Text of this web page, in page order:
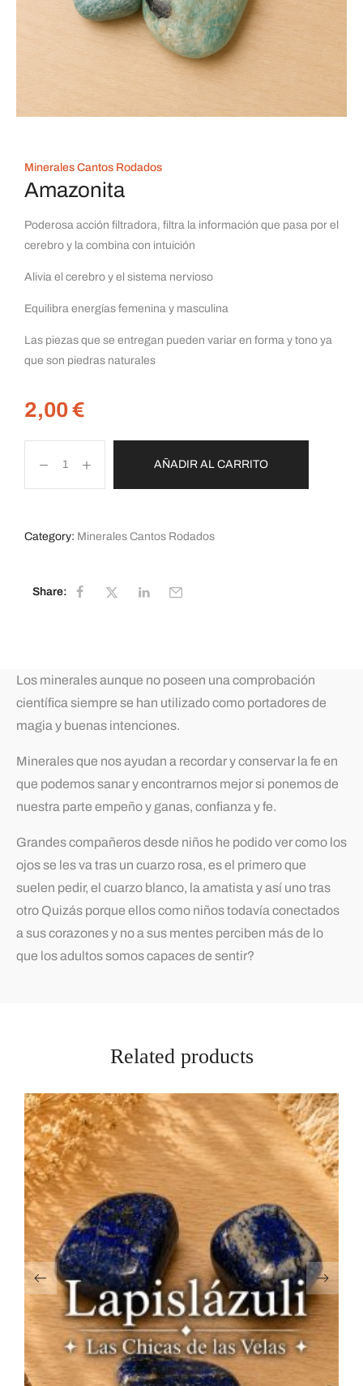
Minerales Cantos Rodados
Amazonita
Poderosa acción filtradora, filtra la información que pasa por el
cerebro y la combina con intuición
Alivia el cerebro y el sistema nervioso
Equilibra energías femenina y masculina
Las piezas que se entregan pueden variar en forma y tono ya
que son piedras naturales
2,00€
AÑADIR AL CARRITO
Category: Minerales Cantos Rodados
Share:
Los minerales aunque no poseen una comprobación
científica siempre se han utilizado como portadores de
magia y buenas intenciones.
Minerales que nos ayudan a recordar y conservar la fe en
que podemos sanar y encontrarnos mejor si ponemos de
nuestra parte empeño y ganas, confianza y fe.
Grandes compañeros desde niños he podido ver como los
ojos se les va tras un cuarzo rosa, es el primero que
suelen pedir, el cuarzo blanco, la amatista y así uno tras
otro Quizás porque ellos como niños todavía conectados
a sus corazones y no a sus mentes perciben más de lo
que los adultos somos capaces de sentir?
Related products